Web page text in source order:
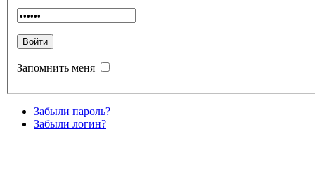
Запомнить меня
Забыли пароль?
Забыли логин?